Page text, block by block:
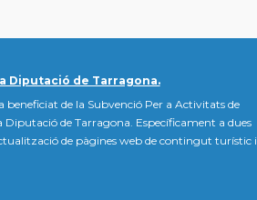
Diputació de Tarragona.
de la Subvenció Per a Activitats de
de Tarragona. Específicament a dues
de pàgines web de contingut turístic i